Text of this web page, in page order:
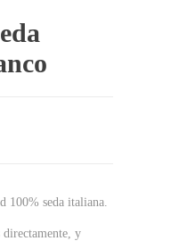
100% seda italiana.
directamente, y